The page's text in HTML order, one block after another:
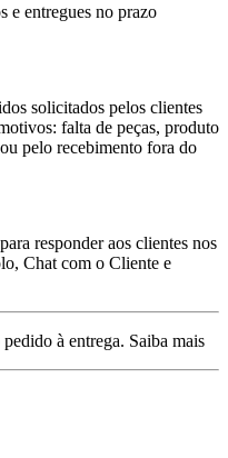
e entregues no prazo
solicitados pelos clientes
falta de peças, produto
pelo recebimento fora do
responder aos clientes nos
Chat com o Cliente e
à entrega. Saiba mais